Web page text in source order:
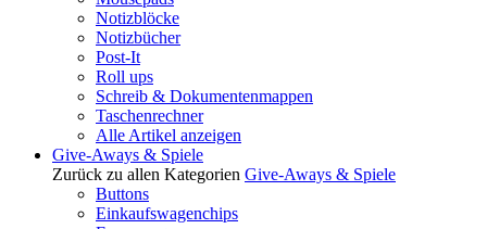
Notizblöcke
Notizbücher
Post-It
Roll ups
Schreib & Dokumentenmappen
Taschenrechner
Alle Artikel anzeigen
Give-Aways & Spiele
Zurück zu allen Kategorien Give-Aways & Spiele
Buttons
Einkaufswagenchips